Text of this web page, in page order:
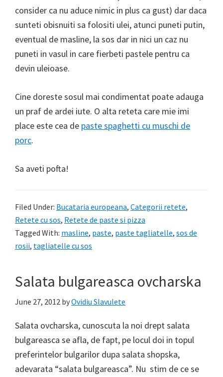
consider ca nu aduce nimic in plus ca gust) dar daca
sunteti obisnuiti sa folositi ulei, atunci puneti putin,
eventual de masline, la sos dar in nici un caz nu
puneti in vasul in care fierbeti pastele pentru ca
devin uleioase.
Cine doreste sosul mai condimentat poate adauga
un praf de ardei iute. O alta reteta care mie imi
place este cea de paste spaghetti cu muschi de
porc.
Sa aveti pofta!
Filed Under: Bucataria europeana, Categorii retete,
Retete cu sos, Retete de paste si pizza
Tagged With: masline, paste, paste tagliatelle, sos de
rosii, tagliatelle cu sos
Salata bulgareasca ovcharska
June 27, 2012 byOvidiu Slavulete
Salata ovcharska, cunoscuta la noi drept salata
bulgareasca se afla, de fapt, pe locul doi in topul
preferintelor bulgarilor dupa salata shopska,
adevarata “salata bulgareasca”. Nu stim de ce se